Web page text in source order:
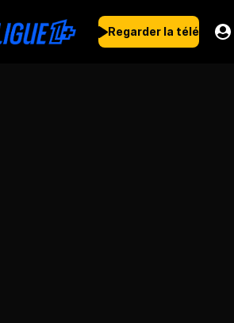
Regarder la télé